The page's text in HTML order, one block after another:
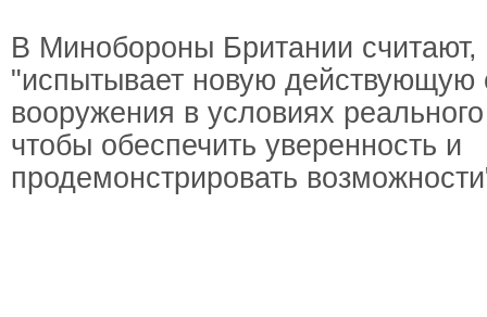
В Минобороны Британии считают,
"испытывает новую действующую
вооружения в условиях
чтобы обеспечить уверенность и
продемонстрировать